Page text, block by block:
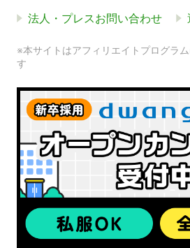
法人・プレスお問い合わせ
※本サイトはアフィリエイトプログラ
す